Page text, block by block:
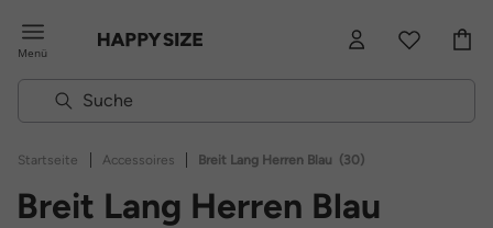
Menü
Startseite | Accessoires | Breit Lang Herren Blau (30)
Breit Lang Herren Blau